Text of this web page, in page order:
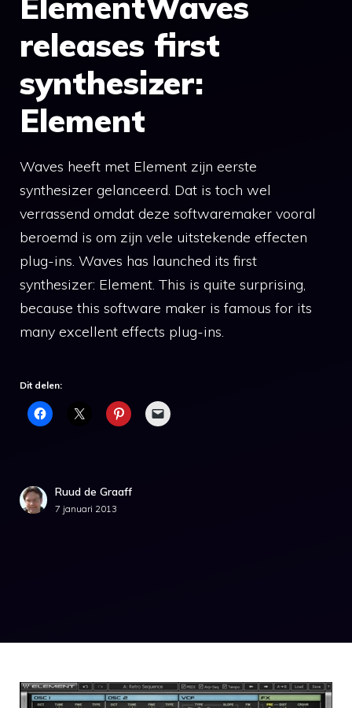
releases first
synthesizer:
Element
Waves heeft met Element zijn eerste
synthesizer gelanceerd. Dat is toch wel
verrassend omdat deze softwaremaker vooral
beroemd is om zijn vele uitstekende effecten
plug-ins. Waves has launched its first
synthesizer: Element. This is quite surprising,
because this software maker is famous for its
many excellent effects plug-ins.
Dit delen:
Ruud de Graaff
7 januari 2013